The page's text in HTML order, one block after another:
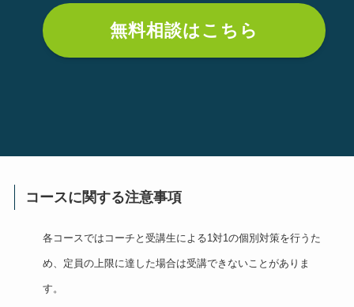
無料相談はこちら
コースに関する注意事項
各コースではコーチと受講生による1対1の個別対策を行うた
め、定員の上限に達した場合は受講できないことがありま
す。